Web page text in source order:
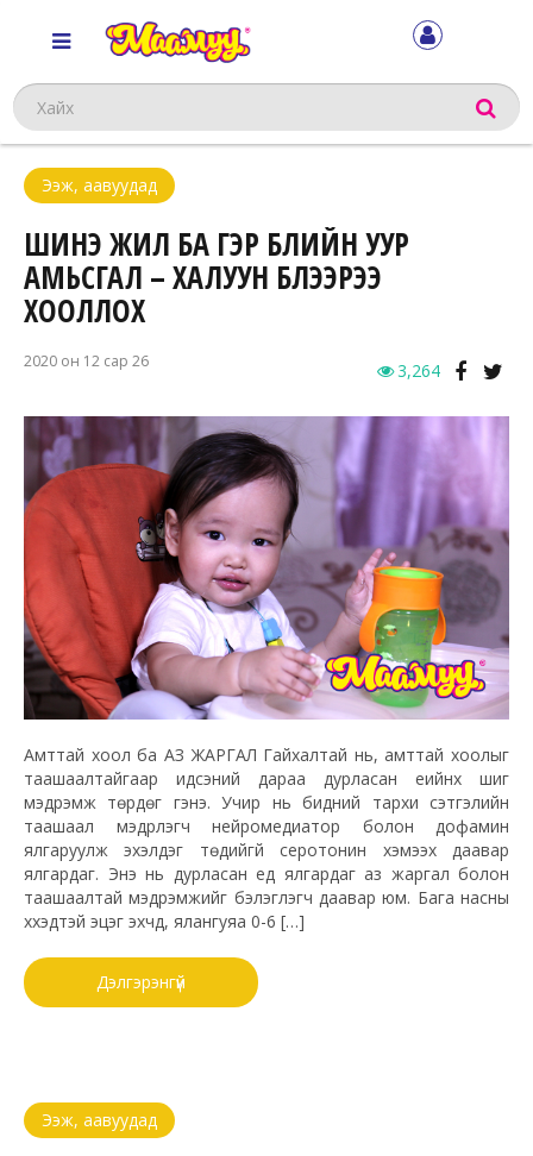
Хайх
Ээж, аавуудад
ШИНЭ ЖИЛ БА ГЭР БҮЛИЙН УУР
АМЬСГАЛ – ХАЛУУН БҮЛЭЭРЭЭ
ХООЛЛОХ
2020 он 12 сар 26 3,264
Амттай хоол ба АЗ ЖАРГАЛ Гайхалтай нь, амттай хоолыг
таашаалтайгаар идсэний дараа дурласан үеийнх шиг
мэдрэмж төрдөг гэнэ. Учир нь бидний тархи сэтгэлийн
таашаал мэдрүүлэгч нейромедиатор болон дофамин
ялгаруулж эхэлдэг төдийгүй серотонин хэмээх даавар
ялгардаг. Энэ нь дурласан үед ялгардаг аз жаргал болон
таашаалтай мэдрэмжийг бэлэглэгч даавар юм. Бага насны
хүүхэдтэй эцэг эхчүүд, ялангуяа 0-6 […]
Дэлгэрэнгүй
Ээж, аавуудад